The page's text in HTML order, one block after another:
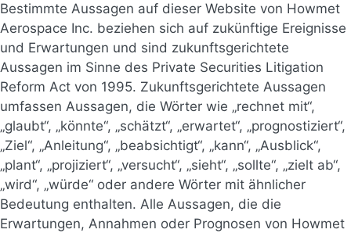
Bestimmte Aussagen auf dieser Website von Howmet
Aerospace Inc. beziehen sich auf zukünftige Ereignisse
und Erwartungen und sind zukunftsgerichtete
Aussagen im Sinne des Private Securities Litigation
Reform Act von 1995. Zukunftsgerichtete Aussagen
umfassen Aussagen, die Wörter wie „rechnet mit“,
„glaubt“, „könnte“, „schätzt“, „erwartet“, „prognostiziert“,
„Ziel“, „Anleitung“, „beabsichtigt“, „kann“, „Ausblick“,
„plant“, „projiziert“, „versucht“, „sieht“, „sollte“, „zielt ab“,
„wird“, „würde“ oder andere Wörter mit ähnlicher
Bedeutung enthalten. Alle Aussagen, die die
Erwartungen, Annahmen oder Prognosen von Howmet